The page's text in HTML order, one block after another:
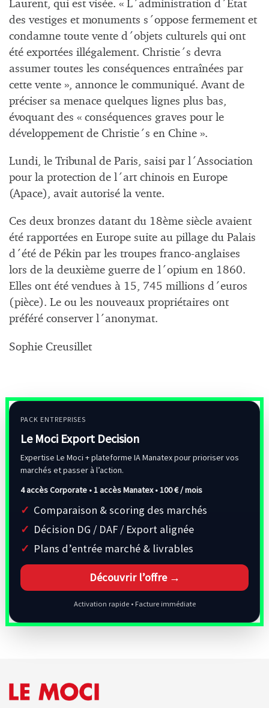
Laurent, qui est visée. « L´administration d´Etat
des vestiges et monuments s´oppose fermement et
condamne toute vente d´objets culturels qui ont
été exportées illégalement. Christie´s devra
assumer toutes les conséquences entraînées par
cette vente », annonce le communiqué. Avant de
préciser sa menace quelques lignes plus bas,
évoquant des « conséquences graves pour le
développement de Christie´s en Chine ».
Lundi, le Tribunal de Paris, saisi par l´Association
pour la protection de l´art chinois en Europe
(Apace), avait autorisé la vente.
Ces deux bronzes datant du 18ème siècle avaient
été rapportées en Europe suite au pillage du Palais
d´été de Pékin par les troupes franco-anglaises
lors de la deuxième guerre de l´opium en 1860.
Elles ont été vendues à 15, 745 millions d´euros
(pièce). Le ou les nouveaux propriétaires ont
préféré conserver l´anonymat.
Sophie Creusillet
PACK ENTREPRISES
Le Moci Export Decision
Expertise Le Moci + plateforme IA Manatex pour prioriser vos
marchés et passer à l’action.
4 accès Corporate • 1 accès Manatex •100 € / mois
Comparaison & scoring des marchés
Décision DG / DAF / Export alignée
Plans d’entrée marché & livrables
Découvrir l’offre →
Activation rapide • Facture immédiate